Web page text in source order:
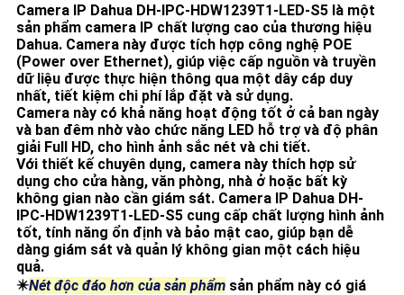
Camera IP Dahua DH-IPC-HDW1239T1-LED-S5 là một
sản phẩm camera IP chất lượng cao của thương hiệu
Dahua. Camera này được tích hợp công nghệ POE
(Power over Ethernet), giúp việc cấp nguồn và truyền
dữ liệu được thực hiện thông qua một dây cáp duy
nhất, tiết kiệm chi phí lắp đặt và sử dụng.
Camera này có khả năng hoạt động tốt ở cả ban ngày
và ban đêm nhờ vào chức năng LED hỗ trợ và độ phân
giải Full HD, cho hình ảnh sắc nét và chi tiết.
Với thiết kế chuyên dụng, camera này thích hợp sử
dụng cho cửa hàng, văn phòng, nhà ở hoặc bất kỳ
không gian nào cần giám sát. Camera IP Dahua DH-
IPC-HDW1239T1-LED-S5 cung cấp chất lượng hình ảnh
tốt, tính năng ổn định và bảo mật cao, giúp bạn dễ
dàng giám sát và quản lý không gian một cách hiệu
quả.
✴️Nét độc đáo hơn của sản phẩm sản phẩm này có giá